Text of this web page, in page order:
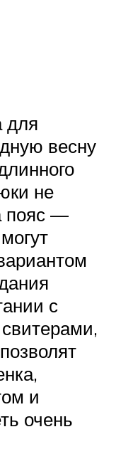
для
весну
не
пояс —
с
и
очень